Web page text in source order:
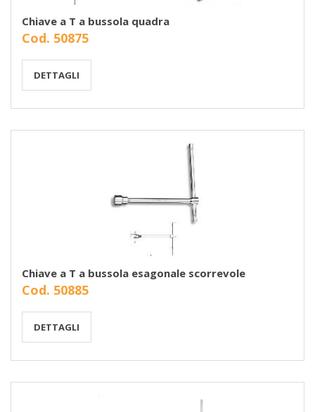
Chiave a T a bussola quadra
Cod. 50875
DETTAGLI
Chiave a T a bussola esagonale scorrevole
Cod. 50885
DETTAGLI